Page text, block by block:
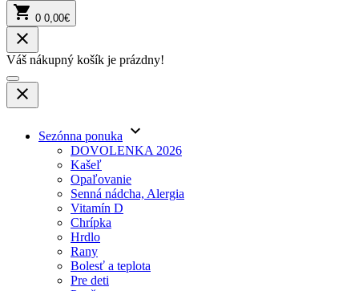
shopping_cart 0 0,00€
close
Váš nákupný košík je prázdny!
close
Sezónna ponuka keyboard_arrow_down
DOVOLENKA 2026
Kašeľ
Opaľovanie
Senná nádcha, Alergia
Vitamín D
Chrípka
Hrdlo
Rany
Bolesť a teplota
Pre deti